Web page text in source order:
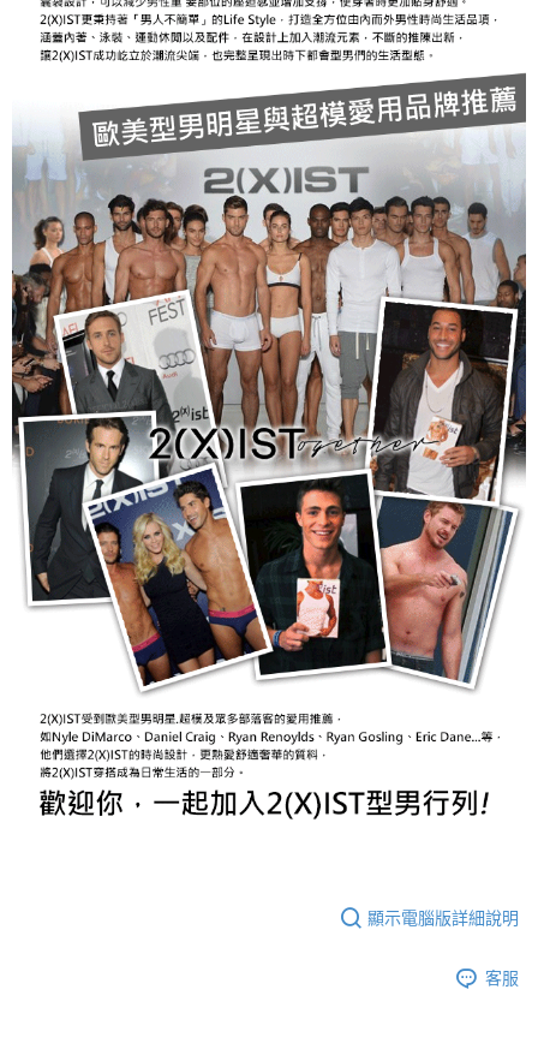
顯示電腦版詳細說明
客服